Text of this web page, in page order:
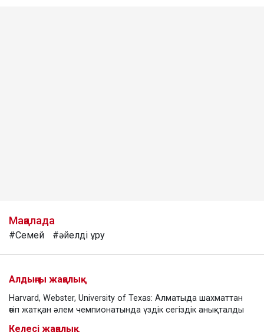
Мақалада
#Семей #әйелді ұру
Алдыңғы жаңалық
Harvard, Webster, University of Texas: Алматыда шахматтан
өтіп жатқан әлем чемпионатында үздік сегіздік анықталды
Келесі жаңалық